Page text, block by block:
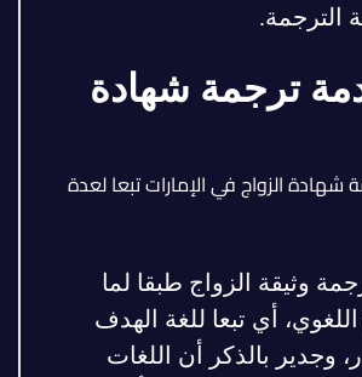
الترجمة.
ترجمة شهادة
شهادة الزواج في الإمارات تبعا لعدة
وثيقة الزواج طبقا لما
أي تبعا للغة الهدف
وجدير بالذكر أن اللغات